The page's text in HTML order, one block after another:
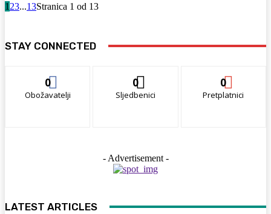
1 23...13Stranica 1 od 13
STAY CONNECTED
0
Obožavatelji
0
Sljedbenici
0
Pretplatnici
- Advertisement -
LATEST ARTICLES